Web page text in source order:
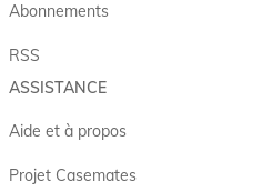
Abonnements
RSS
ASSISTANCE
Aide et à propos
Projet Casemates